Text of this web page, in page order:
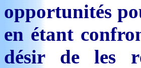
opportunités
en étant
désir de les